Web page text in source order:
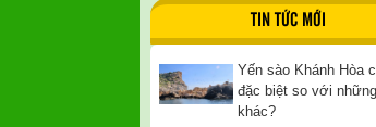
TIN TỨC MỚI
Yến sào Khánh Hòa
đặc biệt so với
khác?